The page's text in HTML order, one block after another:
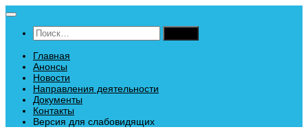
Перейти
содержимому
Найти:
Главная
Анонсы
Новости
Направления деятельности
Документы
Контакты
Версия для слабовидящих